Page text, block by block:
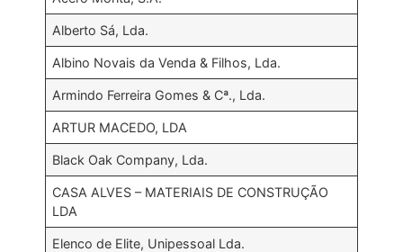
Alberto Sá, Lda.
Albino Novais da Venda & Filhos, Lda.
Armindo Ferreira Gomes & Cª., Lda.
ARTUR MACEDO, LDA
Black Oak Company, Lda.
CASA ALVES – MATERIAIS DE CONSTRUÇÃO
LDA
Elenco de Elite, Unipessoal Lda.